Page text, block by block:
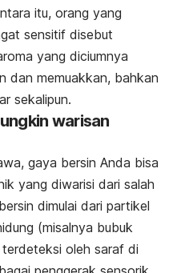
itu, orang yang
sensitif disebut
yang diciumnya
dan memuakkan, bahkan
sekalipun.
warisan
gaya bersin Anda bisa
yang diwarisi dari salah
dimulai dari partikel
(misalnya bubuk
oleh saraf di